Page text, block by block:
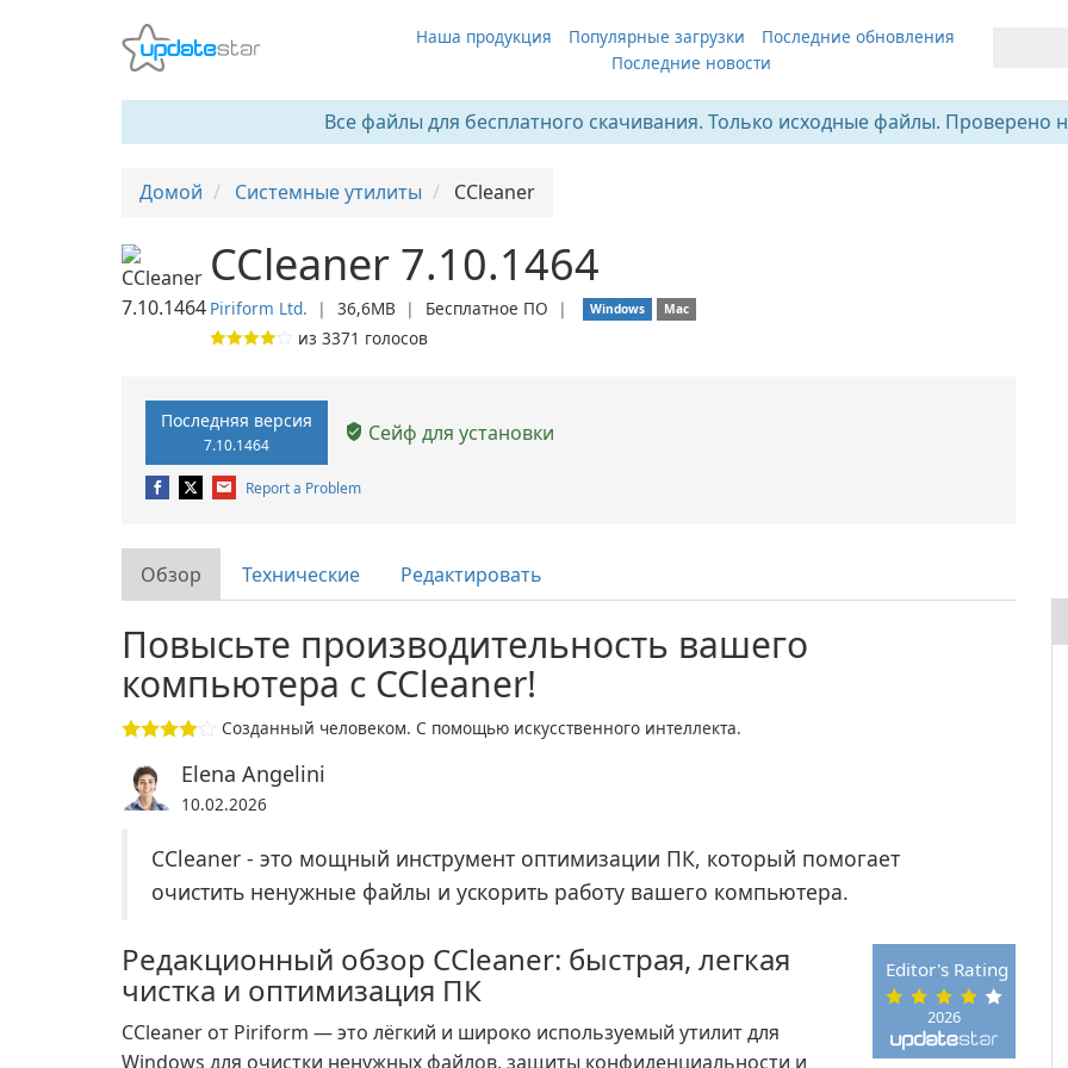
Наша продукция Популярные загрузки
Последние обновления
Последние новости
Все файлы для бесплатного скачивания. Только исходные файлы. Проверено
Домой Системные утилиты CCleaner
CCleaner 7.10.1464
Piriform Ltd. ❘ 36,6MB ❘ Бесплатное ПО ❘ Windows Mac
из 3371 голосов
Последняя версия
7.10.1464 Сейф для установки
Report a Problem
Обзор Технические Редактировать
Повысьте производительность вашего
компьютера с CCleaner!
Созданный человеком. С помощью искусственного интеллекта.
Elena Angelini
10.02.2026
CCleaner - это мощный инструмент оптимизации ПК, который помогает
очистить ненужные файлы и ускорить работу вашего компьютера.
2026
Editor's Rating
Редакционный обзор CCleaner: быстрая, легкая
чистка и оптимизация ПК
CCleaner от Piriform — это лёгкий и широко используемый утилит для
Windows для очистки ненужных файлов, защиты конфиденциальности и